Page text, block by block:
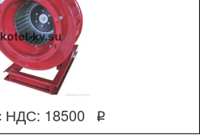
НДС: 18500 q